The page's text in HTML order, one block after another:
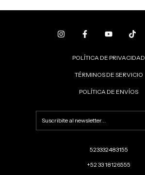
POLÍTICA DE PRIVACIDAD
TÉRMINOS DE SERVICIO
POLÍTICA DE ENVÍOS
523332483155
+52 33 18126555